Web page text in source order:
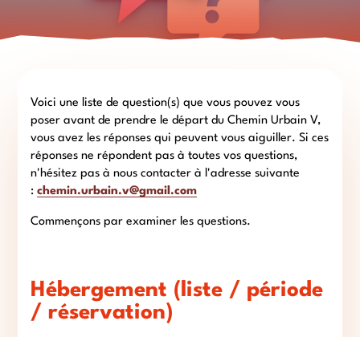
Voici une liste de question(s) que vous pouvez vous
poser avant de prendre le départ du Chemin Urbain V,
vous avez les réponses qui peuvent vous aiguiller. Si ces
réponses ne répondent pas à toutes vos questions,
n'hésitez pas à nous contacter à l'adresse suivante
:chemin.urbain.v@gmail.com
Commençons par examiner les questions.
Hébergement (liste / période
/ réservation)